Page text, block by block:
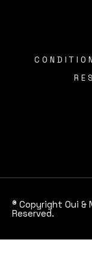
® Copyright Oui &
Reserved.